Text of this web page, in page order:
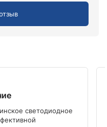
светодиодное